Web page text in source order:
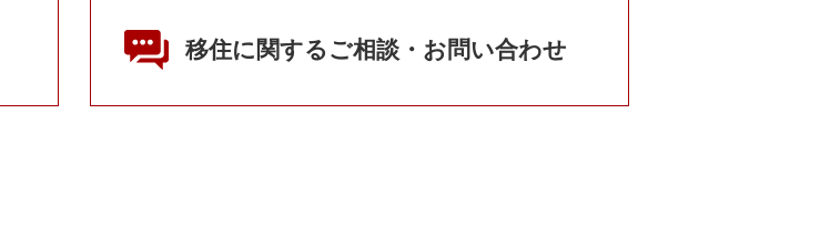
移住に関するご相談・お問い合わせ